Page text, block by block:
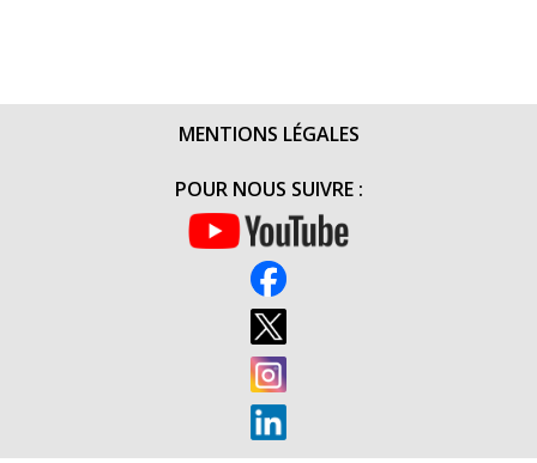
MENTIONS LÉGALES
POUR NOUS SUIVRE :